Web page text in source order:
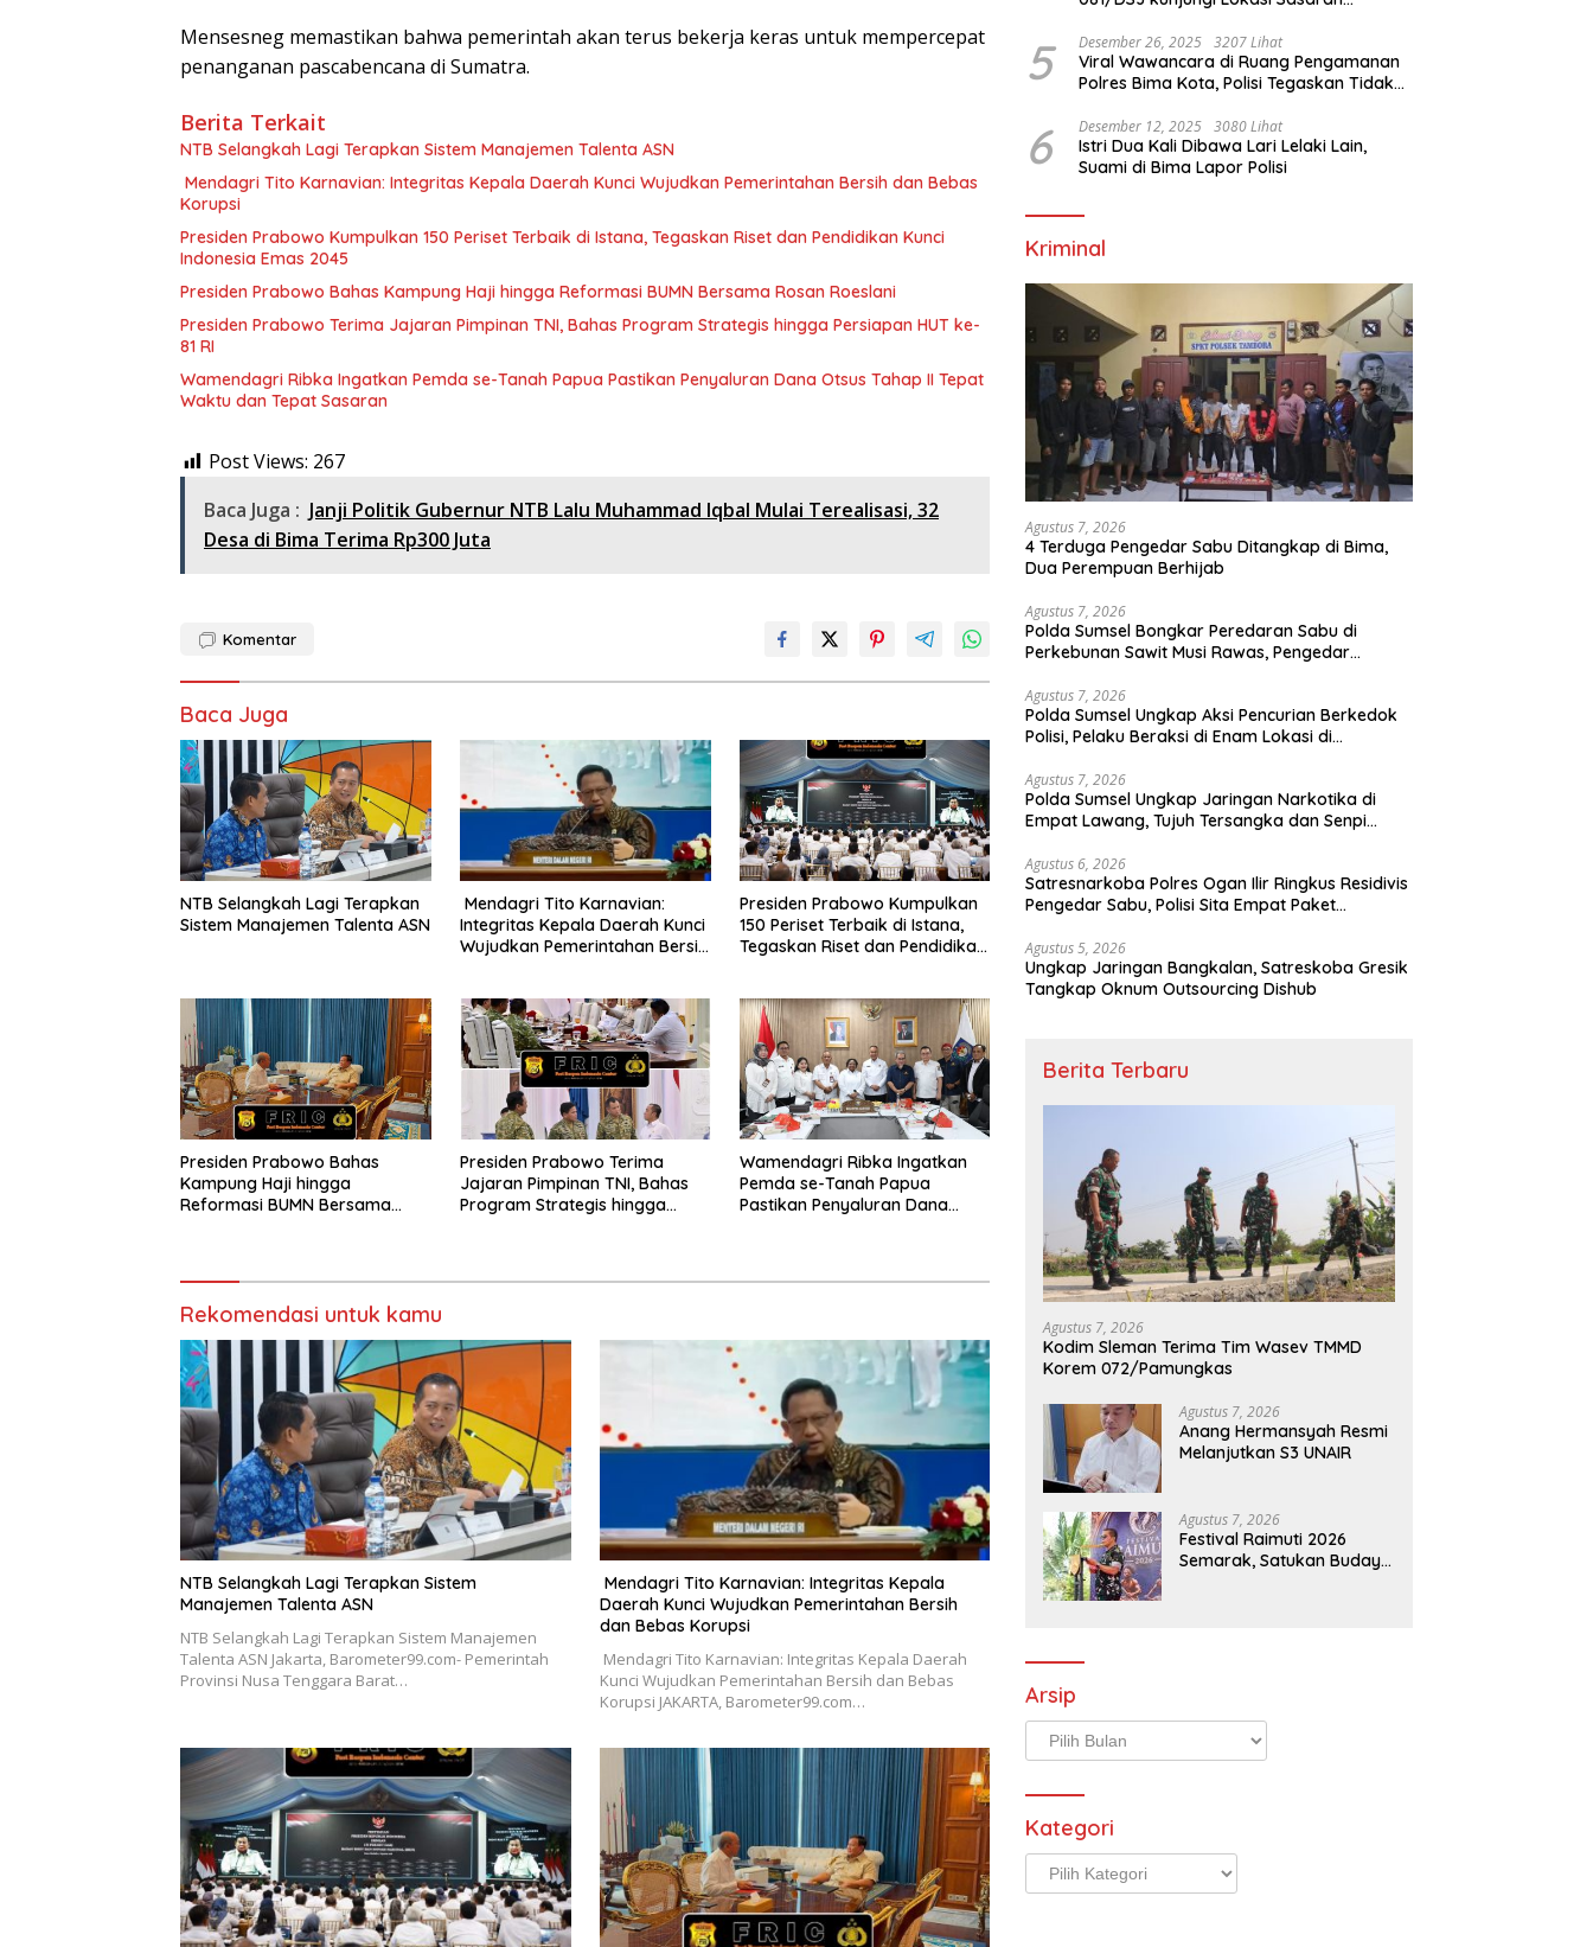
Mensesneg memastikan bahwa pemerintah akan terus bekerja keras untuk mempercepat
penanganan pascabencana di Sumatra.
Berita Terkait
NTB Selangkah Lagi Terapkan Sistem Manajemen Talenta ASN
Mendagri Tito Karnavian: Integritas Kepala Daerah Kunci Wujudkan Pemerintahan Bersih dan Bebas
Korupsi
Presiden Prabowo Kumpulkan 150 Periset Terbaik di Istana, Tegaskan Riset dan Pendidikan Kunci
Indonesia Emas 2045
Presiden Prabowo Bahas Kampung Haji hingga Reformasi BUMN Bersama Rosan Roeslani
Presiden Prabowo Terima Jajaran Pimpinan TNI, Bahas Program Strategis hingga Persiapan HUT ke-
81 RI
Wamendagri Ribka Ingatkan Pemda se-Tanah Papua Pastikan Penyaluran Dana Otsus Tahap II Tepat
Waktu dan Tepat Sasaran
Post Views: 267
Baca Juga : Janji Politik Gubernur NTB Lalu Muhammad Iqbal Mulai Terealisasi, 32
Desa di Bima Terima Rp300 Juta
Komentar
Baca Juga
NTB Selangkah Lagi Terapkan
Sistem Manajemen Talenta ASN
Mendagri Tito Karnavian:
Integritas Kepala Daerah Kunci
Wujudkan Pemerintahan Bersih
Presiden Prabowo Kumpulkan
150 Periset Terbaik di Istana,
Tegaskan Riset dan Pendidikan
Presiden Prabowo Bahas
Kampung Haji hingga
Reformasi BUMN Bersama
Presiden Prabowo Terima
Jajaran Pimpinan TNI, Bahas
Program Strategis hingga
Wamendagri Ribka Ingatkan
Pemda se-Tanah Papua
Pastikan Penyaluran Dana
Rekomendasi untuk kamu
NTB Selangkah Lagi Terapkan Sistem
Manajemen Talenta ASN
NTB Selangkah Lagi Terapkan Sistem Manajemen
Talenta ASN Jakarta, Barometer99.com- Pemerintah
Provinsi Nusa Tenggara Barat…
Mendagri Tito Karnavian: Integritas Kepala
Daerah Kunci Wujudkan Pemerintahan Bersih
dan Bebas Korupsi
Mendagri Tito Karnavian: Integritas Kepala Daerah
Kunci Wujudkan Pemerintahan Bersih dan Bebas
Korupsi JAKARTA, Barometer99.com…
Blitar
5 Desember 26, 2025 3207 Lihat
Viral Wawancara di Ruang Pengamanan
Polres Bima Kota, Polisi Tegaskan Tidak
6 Desember 12, 2025 3080 Lihat
Istri Dua Kali Dibawa Lari Lelaki Lain,
Suami di Bima Lapor Polisi
Kriminal
Agustus 7, 2026
4 Terduga Pengedar Sabu Ditangkap di Bima,
Dua Perempuan Berhijab
Agustus 7, 2026
Polda Sumsel Bongkar Peredaran Sabu di
Perkebunan Sawit Musi Rawas, Pengedar
Timbangan Digital
Agustus 7, 2026
Polda Sumsel Ungkap Aksi Pencurian Berkedok
Polisi, Pelaku Beraksi di Enam Lokasi di
Agustus 7, 2026
Polda Sumsel Ungkap Jaringan Narkotika di
Empat Lawang, Tujuh Tersangka dan Senpi
Agustus 6, 2026
Satresnarkoba Polres Ogan Ilir Ringkus Residivis
Pengedar Sabu, Polisi Sita Empat Paket
Agustus 5, 2026
Ungkap Jaringan Bangkalan, Satreskoba Gresik
Tangkap Oknum Outsourcing Dishub
Berita Terbaru
Agustus 7, 2026
Kodim Sleman Terima Tim Wasev TMMD
Korem 072/Pamungkas
Agustus 7, 2026
Anang Hermansyah Resmi
Melanjutkan S3 UNAIR
Agustus 7, 2026
Festival Raimuti 2026
Semarak, Satukan Budaya
Arsip
Arsip
Kategori
Kategori